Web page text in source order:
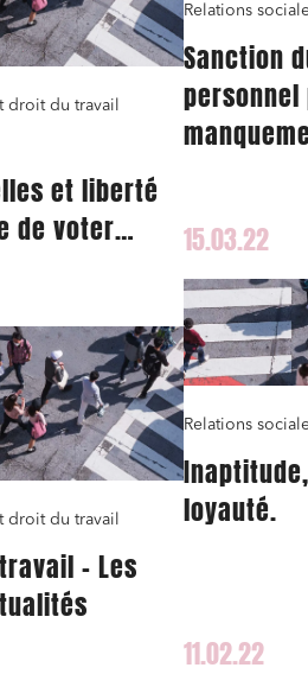
droit du travail
et liberté
de voter
Relations
Sanction
personnel
droit du travail
– Les
15.03.22
Relations
loyauté.
11.02.22
publique
et assurance